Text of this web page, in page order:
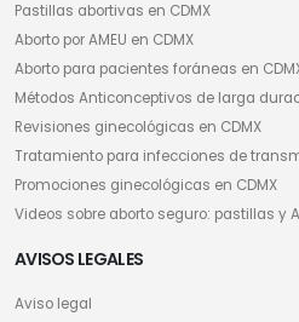
Pastillas abortivas en CDMX
Aborto por AMEU en CDMX
Aborto para pacientes foráneas en
Métodos Anticonceptivos de larga
Revisiones ginecológicas en CDMX
Tratamiento para infecciones de
Promociones ginecológicas en CDMX
Videos sobre aborto seguro: pastillas y
AVISOS LEGALES
Aviso legal